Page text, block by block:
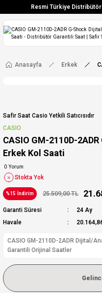
Resmi Türkiye
Vade
Aynı Gün
Anasayfa Erkek
Safir Saat Casio Yetkili Satıcısıdır
CASIO
CASIO GM-2110D-
Erkek Kol Saati
0 Yorum
Stokta Yok
%15 İndirim 25.509,00 TL
Garanti Süresi
24 Ay
Havale
CASIO GM-2110D-2ADR Dijital/
Garantili Orijinal Saatler